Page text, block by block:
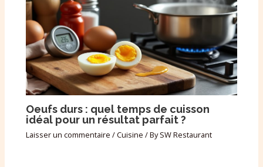
Oeufs durs : quel temps de cuisson
idéal pour un résultat parfait ?
Laisser un commentaire /Cuisine / BySW Restaurant